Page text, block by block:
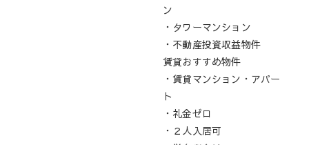
ン
・タワーマンション
・不動産投資収益物件
賃貸おすすめ物件
・賃貸マンション・アパー
ト
・礼金ゼロ
・２人入居可